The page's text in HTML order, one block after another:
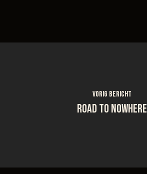
Vorig bericht
Road to nowhere